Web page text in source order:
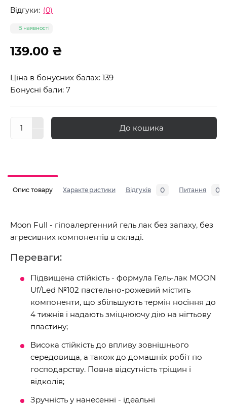
Відгуки: (0)
В наявності
139.00 ₴
Ціна в бонусних балах: 139
Бонусні бали: 7
До кошика
Опис товару Характеристики Відгуків 0 Питання 0
Moon Full - гіпоалергенний гель лак без запаху, без
агресивних компонентів в складі.
Переваги:
Підвищена стійкість - формула Гель-лак MOON
Uf/Led №102 пастельно-рожевий містить
компоненти, що збільшують термін носіння до
4 тижнів і надають зміцнюючу дію на нігтьову
пластину;
Висока стійкість до впливу зовнішнього
середовища, а також до домашніх робіт по
господарству. Повна відсутність тріщин і
відколів;
Зручність у нанесенні - ідеальні